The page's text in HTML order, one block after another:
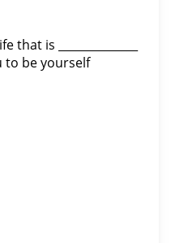
is ______________
to be yourself